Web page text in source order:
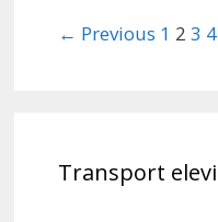
← Previous 1 2 3 4
Transport elevi